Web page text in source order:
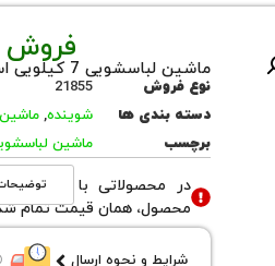
فروش
ماشین لباسشویی 7 کیلویی اسنوا مدل SWM_72304
نوع فروش
21855
دسته بندی ها
شوینده,
برچسب
ماشین
در محصولاتی با نوع
محصول، همان قیمت تمام
شرایط و نحوه ارسال